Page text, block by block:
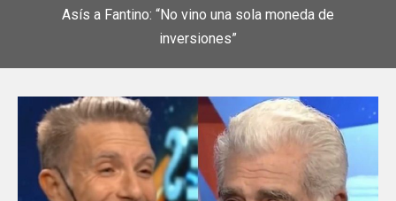
Asís a Fantino: “No vino una sola moneda de
inversiones”